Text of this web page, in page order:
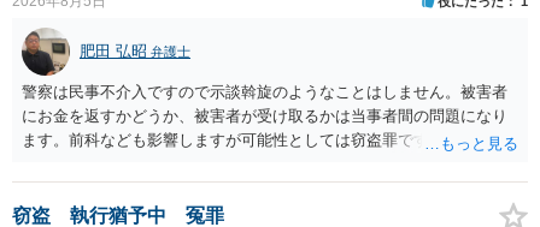
肥田 弘昭 弁護士
警察は民事不介入ですので示談斡旋のようなことはしません。被害者
にお金を返すかどうか、被害者が受け取るかは当事者間の問題になり
ます。前科なども影響しますが可能性としては窃盗罪ですので、逮捕
窃盗 執行猶予中 冤罪